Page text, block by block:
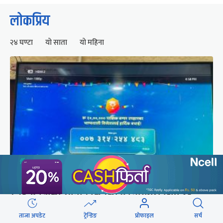
लोकप्रिय
२४ घण्टा यो साता यो महिना
२५० रुपैयाँको सामान किनेका उपभोक्ताले जिते १०
लाखको बम्पर उपहार
ताजा अपडेट ट्रेन्डिङ प्रोफाइल सर्च